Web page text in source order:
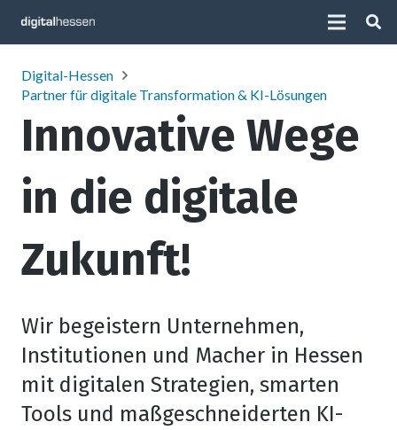
Digital-Hessen
Partner für digitale Transformation & KI-Lösungen
Innovative Wege
in die digitale
Zukunft!
Wir begeistern Unternehmen,
Institutionen und Macher in Hessen
mit digitalen Strategien, smarten
Tools und maßgeschneiderten KI-